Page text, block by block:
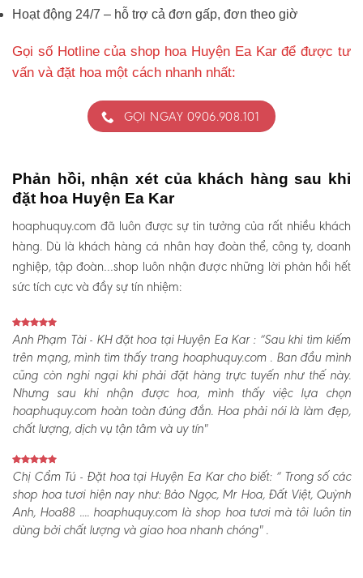
Hoạt động 24/7 – hỗ trợ cả đơn gấp, đơn theo giờ
Gọi số Hotline của shop hoa Huyện Ea Kar để được tư
vấn và đặt hoa một cách nhanh nhất:
GỌI NGAY 0906.908.101
Phản hồi, nhận xét của khách hàng sau khi
đặt hoa Huyện Ea Kar
hoaphuquy.com đã luôn được sự tin tưởng của rất nhiều khách
hàng. Dù là khách hàng cá nhân hay đoàn thể, công ty, doanh
nghiệp, tập đoàn…shop luôn nhận được những lời phản hồi hết
sức tích cực và đầy sự tín nhiệm:
Anh Phạm Tài - KH đặt hoa tại Huyện Ea Kar :“Sau khi tìm kiếm
trên mạng, mình tìm thấy trang hoaphuquy.com . Ban đầu mình
cũng còn nghi ngại khi phải đặt hàng trực tuyến như thế này.
Nhưng sau khi nhận được hoa, mình thấy việc lựa chọn
hoaphuquy.com hoàn toàn đúng đắn. Hoa phải nói là làm đẹp,
chất lượng, dịch vụ tận tâm và uy tín"
Chị Cẩm Tú - Đặt hoa tại Huyện Ea Kar cho biết:“ Trong số các
shop hoa tươi hiện nay như: Bảo Ngọc, Mr Hoa, Đất Việt, Quỳnh
Anh, Hoa88 .... hoaphuquy.com là shop hoa tươi mà tôi luôn tin
dùng bởi chất lượng và giao hoa nhanh chóng" .